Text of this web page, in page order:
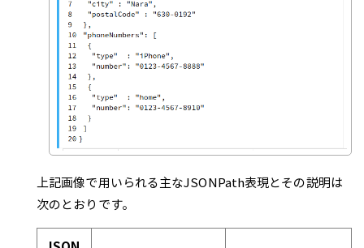
上記画像で用いられる主なJSONPath表現とその説明は
次のとおりです。